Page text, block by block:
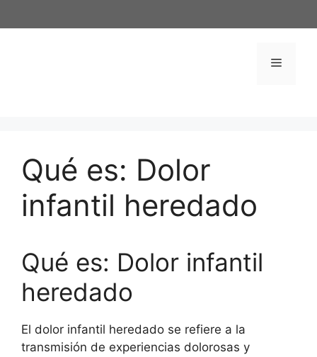
al
Menú
Qué es: Dolor
infantil heredado
Qué es: Dolor infantil
heredado
El dolor infantil heredado se refiere a la
transmisión de experiencias dolorosas y